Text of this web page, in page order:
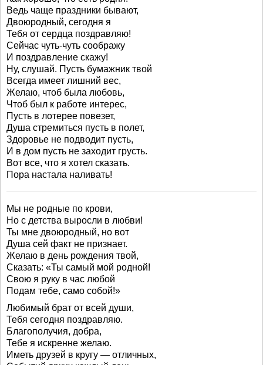
Ведь чаще праздники бывают,
Двоюродный, сегодня я
Тебя от сердца поздравляю!
Сейчас чуть-чуть соображу
И поздравление скажу!
Ну, слушай. Пусть бумажник твой
Всегда имеет лишний вес,
Желаю, чтоб была любовь,
Чтоб был к работе интерес,
Пусть в лотерее повезет,
Душа стремиться пусть в полет,
Здоровье не подводит пусть,
И в дом пусть не заходит грусть.
Вот все, что я хотел сказать.
Пора настала наливать!
Мы не родные по крови,
Но с детства выросли в любви!
Ты мне двоюродный, но вот
Душа сей факт не признает.
Желаю в день рождения твой,
Сказать: «Ты самый мой родной!
Свою я руку в час любой
Подам тебе, само собой!»
Любимый брат от всей души,
Тебя сегодня поздравляю.
Благополучия, добра,
Тебе я искренне желаю.
Иметь друзей в кругу — отличных,